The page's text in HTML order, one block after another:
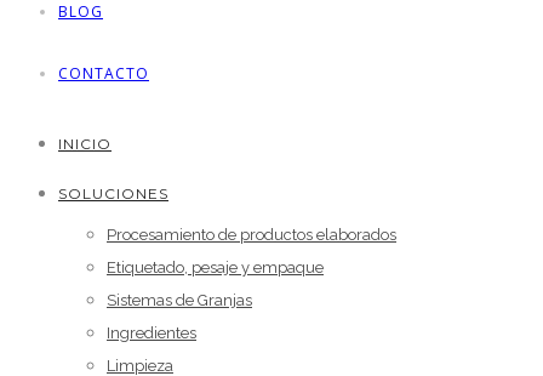
BLOG
CONTACTO
INICIO
SOLUCIONES
Procesamiento de productos elaborados
Etiquetado, pesaje y empaque
Sistemas de Granjas
Ingredientes
Limpieza